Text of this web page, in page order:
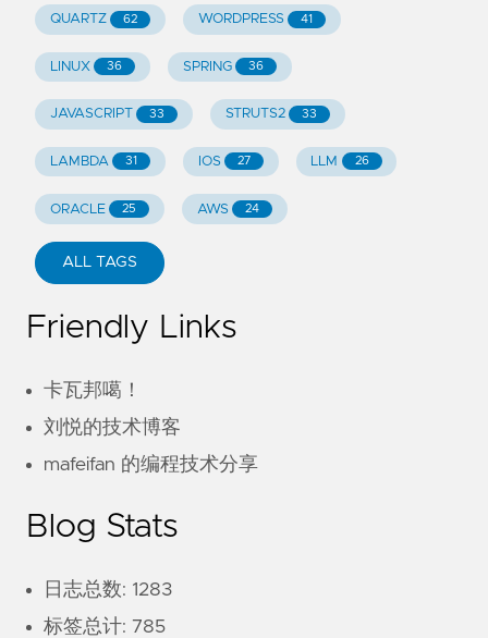
QUARTZ 62 WORDPRESS 41
LINUX 36 SPRING 36
JAVASCRIPT 33 STRUTS2 33
LAMBDA 31 IOS 27 LLM 26
ORACLE 25 AWS 24
ALL TAGS
Friendly Links
卡瓦邦噶！
刘悦的技术博客
mafeifan 的编程技术分享
Blog Stats
日志总数: 1283
标签总计: 785